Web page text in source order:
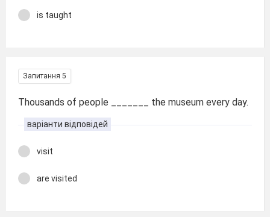
is taught
Запитання 5
Thousands of people _______ the museum every day.
варіанти відповідей
visit
are visited